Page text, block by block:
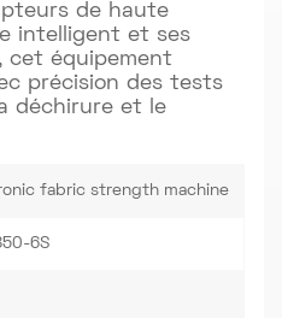
de haute
intelligent et ses
cet équipement
précision des tests
déchirure et le
fabric strength machine
6S